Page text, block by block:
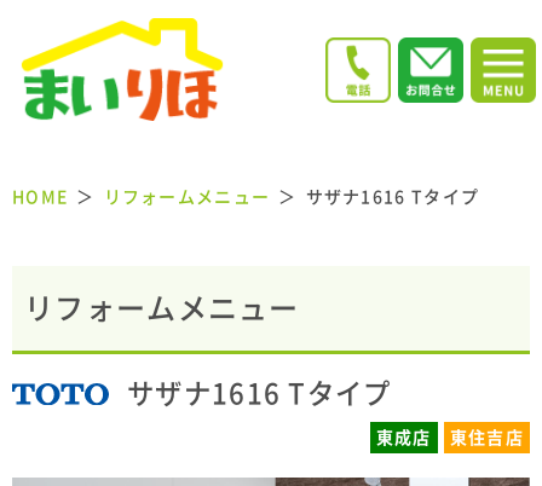
HOME リフォームメニュー サザナ1616 Tタイプ
リフォームメニュー
サザナ1616 Tタイプ
東成店 東住吉店